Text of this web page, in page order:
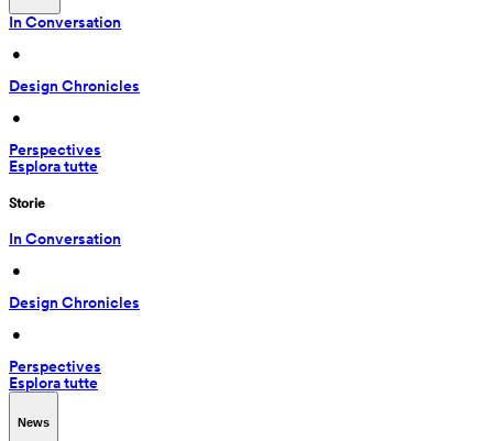
In Conversation
•
Design Chronicles
•
Perspectives
Esplora tutte
Storie
In Conversation
•
Design Chronicles
•
Perspectives
Esplora tutte
News